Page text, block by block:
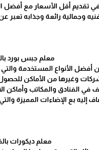
في تقديم أقل الأسعار مع
وجمالية رائعة وجذابه تعبر
معلم جبس بورد
أفضل الأنواع المستخدمة
وغيرها من الأماكن
في الفنادق والمكاتب وأماكن
إليه بع الإضاءات المميزة
معلم ديكورات